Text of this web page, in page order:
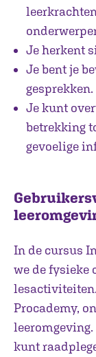
Je herkent
Je bent je
gesprekken.
Je kunt
betrekking
gevoelige
In de cursus
we de fysieke
Procademy,
kunt